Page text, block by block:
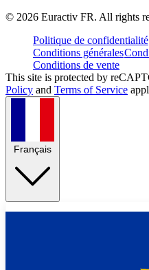
© 2026 Euractiv FR. All rights
Politique de confidentialité
Conditions générales
Conditions de vente
This site is protected by
Policy and Terms of Service
Français